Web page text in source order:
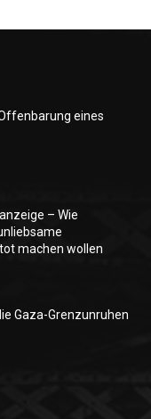
eines
– Wie
machen wollen
Gaza-Grenzunruhen